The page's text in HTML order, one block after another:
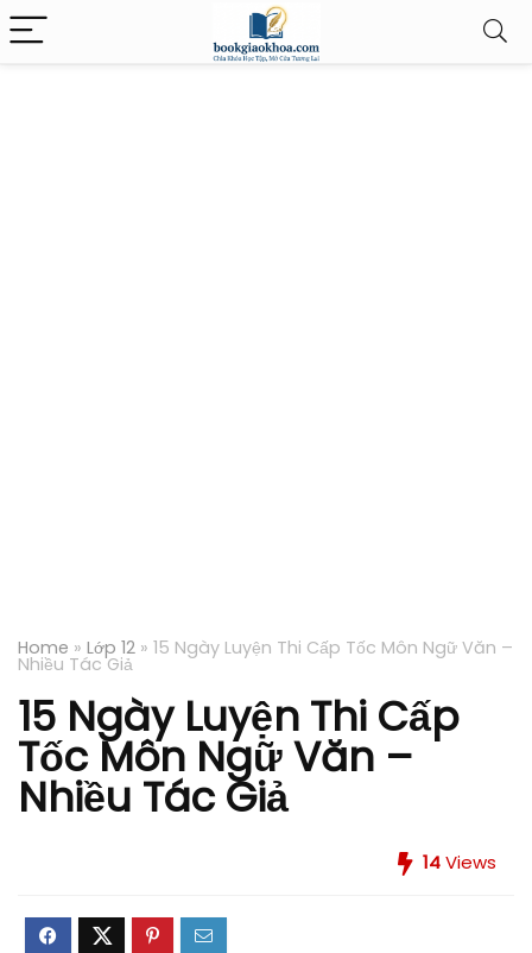
Home » Lớp 12 » 15 Ngày Luyện Thi Cấp Tốc Môn Ngữ Văn –
Nhiều Tác Giả
15 Ngày Luyện Thi Cấp
Tốc Môn Ngữ Văn –
Nhiều Tác Giả
14Views